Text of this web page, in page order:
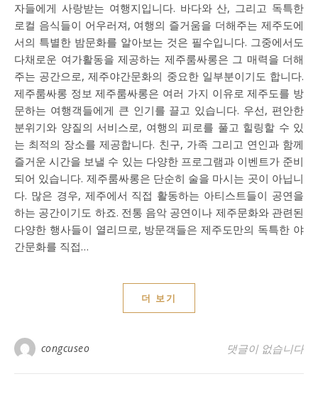
자들에게 사랑받는 여행지입니다. 바다와 산, 그리고 독특한
로컬 음식들이 어우러져, 여행의 즐거움을 더해주는 제주도에
서의 특별한 밤문화를 알아보는 것은 필수입니다. 그중에서도
다채로운 여가활동을 제공하는 제주룸싸롱은 그 매력을 더해
주는 공간으로, 제주야간문화의 중요한 일부분이기도 합니다.
제주룸싸롱 정보 제주룸싸롱은 여러 가지 이유로 제주도를 방
문하는 여행객들에게 큰 인기를 끌고 있습니다. 우선, 편안한
분위기와 양질의 서비스로, 여행의 피로를 풀고 힐링할 수 있
는 최적의 장소를 제공합니다. 친구, 가족 그리고 연인과 함께
즐거운 시간을 보낼 수 있는 다양한 프로그램과 이벤트가 준비
되어 있습니다. 제주룸싸롱은 단순히 술을 마시는 곳이 아닙니
다. 많은 경우, 제주에서 직접 활동하는 아티스트들이 공연을
하는 공간이기도 하죠. 전통 음악 공연이나 제주문화와 관련된
다양한 행사들이 열리므로, 방문객들은 제주도만의 독특한 야
간문화를 직접…
더 보기
congcuseo 댓글이 없습니다